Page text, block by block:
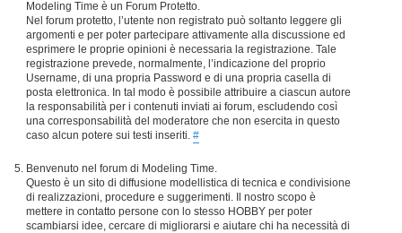
Modeling Time è un Forum Protetto.
Nel forum protetto, l’utente non registrato può soltanto leggere gli
argomenti e per poter partecipare attivamente alla discussione ed
esprimere le proprie opinioni è necessaria la registrazione. Tale
registrazione prevede, normalmente, l’indicazione del proprio
Username, di una propria Password e di una propria casella di
posta elettronica. In tal modo è possibile attribuire a ciascun autore
la responsabilità per i contenuti inviati ai forum, escludendo così
una corresponsabilità del moderatore che non esercita in questo
caso alcun potere sui testi inseriti. #
Benvenuto nel forum di Modeling Time.
Questo è un sito di diffusione modellistica di tecnica e condivisione
di realizzazioni, procedure e suggerimenti. Il nostro scopo è
mettere in contatto persone con lo stesso HOBBY per poter
scambiarsi idee, cercare di migliorarsi e aiutare chi ha necessità di